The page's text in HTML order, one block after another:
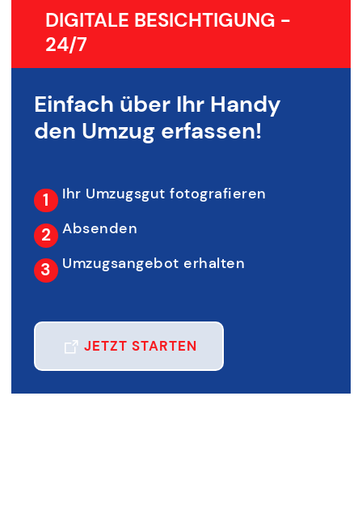
DIGITALE BESICHTIGUNG -
24/7
Einfach über Ihr Handy
den Umzug erfassen!
Ihr Umzugsgut fotografieren
Absenden
Umzugsangebot erhalten
JETZT STARTEN